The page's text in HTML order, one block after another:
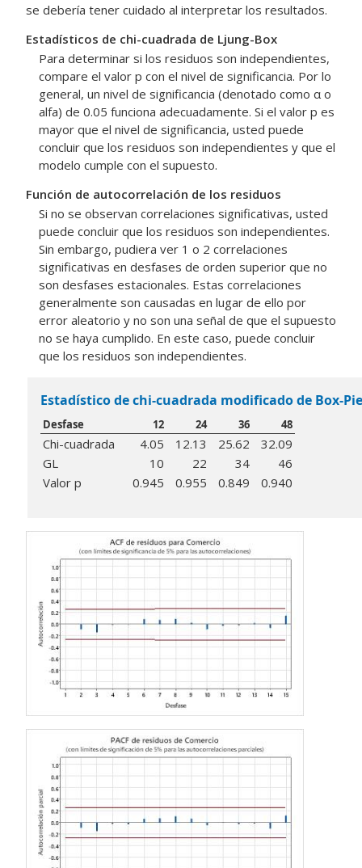
se debería tener cuidado al interpretar los resultados.
Estadísticos de chi-cuadrada de Ljung-Box
Para determinar si los residuos son independientes,
compare el valor p con el nivel de significancia. Por lo
general, un nivel de significancia (denotado como α o
alfa) de 0.05 funciona adecuadamente. Si el valor p es
mayor que el nivel de significancia, usted puede
concluir que los residuos son independientes y que el
modelo cumple con el supuesto.
Función de autocorrelación de los residuos
Si no se observan correlaciones significativas, usted
puede concluir que los residuos son independientes.
Sin embargo, pudiera ver 1 o 2 correlaciones
significativas en desfases de orden superior que no
son desfases estacionales. Estas correlaciones
generalmente son causadas en lugar de ello por
error aleatorio y no son una señal de que el supuesto
no se haya cumplido. En este caso, puede concluir
que los residuos son independientes.
Estadístico de chi-cuadrada modificado de Box-
Desfase 12 24 36 48
Chi-cuadrada 4.05 12.13 25.62
32.09
GL
10 22 34
46
Valor p
0.945 0.955 0.849 0.940